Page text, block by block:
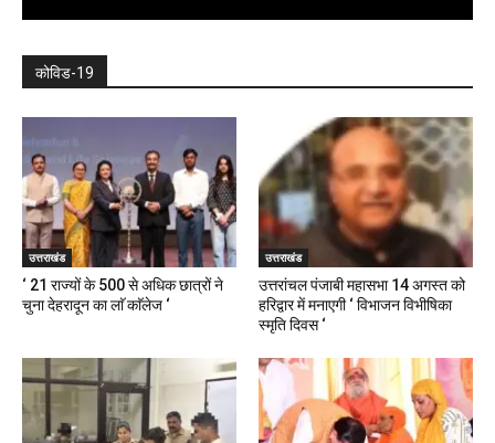
कोविड-19
उत्तराखंड
‘ 21 राज्यों के 500 से अधिक छात्रों ने
चुना देहरादून का लाॅ काॅलेज ‘
उत्तराखंड
उत्तरांचल पंजाबी महासभा 14 अगस्त को
हरिद्वार में मनाएगी ‘ विभाजन विभीषिका
स्मृति दिवस ‘